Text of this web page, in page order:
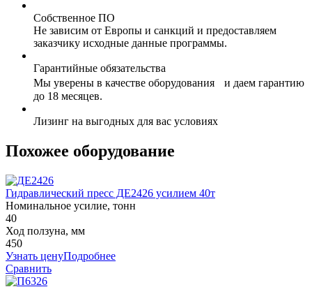
Собственное ПО
Не зависим от Европы и санкций и предоставляем
заказчику исходные данные программы.
Гарантийные обязательства
Мы уверены в качестве оборудования и даем гарантию
до 18 месяцев.
Лизинг на выгодных для вас условиях
Похожее оборудование
Гидравлический пресс ДЕ2426 усилием 40т
Номинальное усилие, тонн
40
Ход ползуна, мм
450
Узнать ценуПодробнее
Сравнить